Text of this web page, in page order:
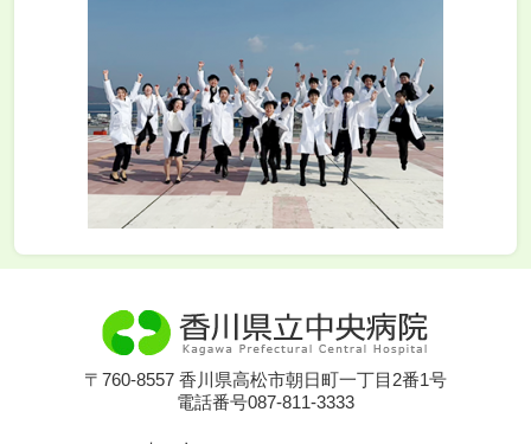
〒760-8557 香川県高松市朝日町一丁目2番1号
電話番号087-811-3333